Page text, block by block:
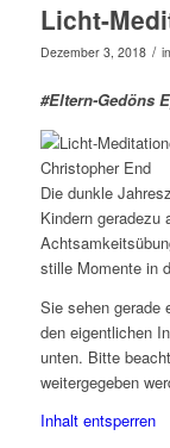
Licht-
Dezember 3, 2018 / in
#Eltern-Gedöns
Die dunkle
Kindern
stille Momente in
Sie sehen gerade
den eigentlichen
unten. Bitte
weitergegeben
Inhalt entsperren